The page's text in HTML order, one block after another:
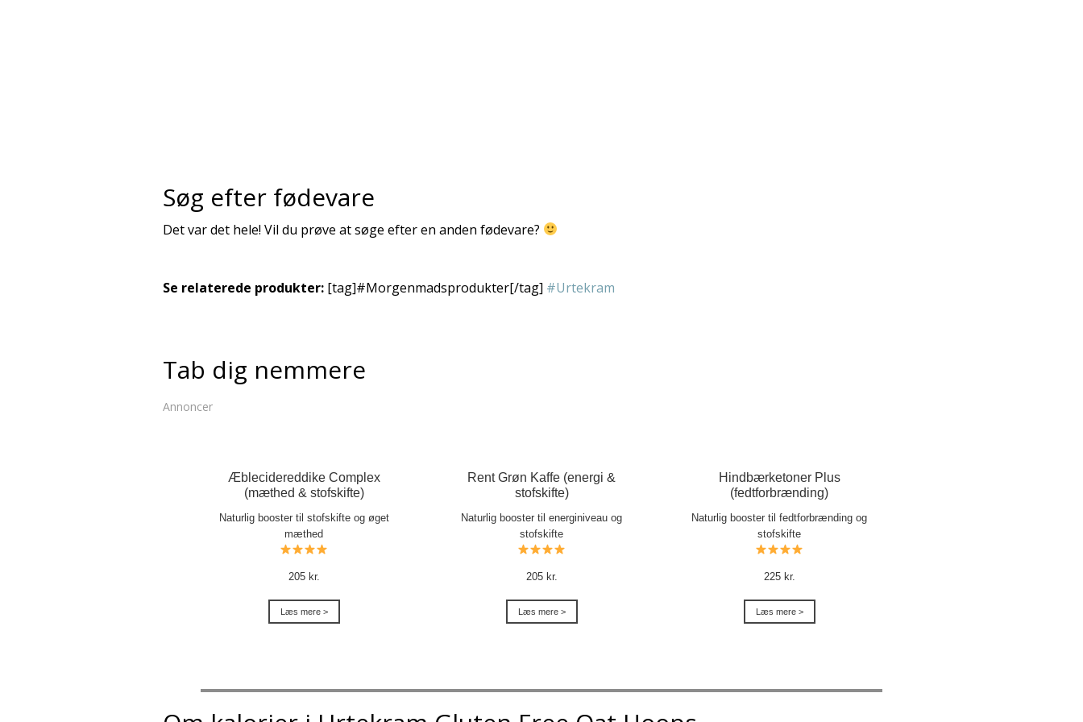
Søg efter fødevare
Det var det hele! Vil du prøve at søge efter en anden fødevare?
Se relaterede produkter: [tag]#Morgenmadsprodukter[/tag] #Urtekram
Tab dig nemmere
Annoncer
Æblecidereddike Complex
(mæthed & stofskifte)
Naturlig booster til stofskifte og øget
mæthed
205 kr.
Læs mere >
Rent Grøn Kaffe (energi &
stofskifte)
Naturlig booster til energiniveau og
stofskifte
205 kr.
Læs mere >
Hindbærketoner Plus
(fedtforbrænding)
Naturlig booster til fedtforbrænding og
stofskifte
225 kr.
Læs mere >